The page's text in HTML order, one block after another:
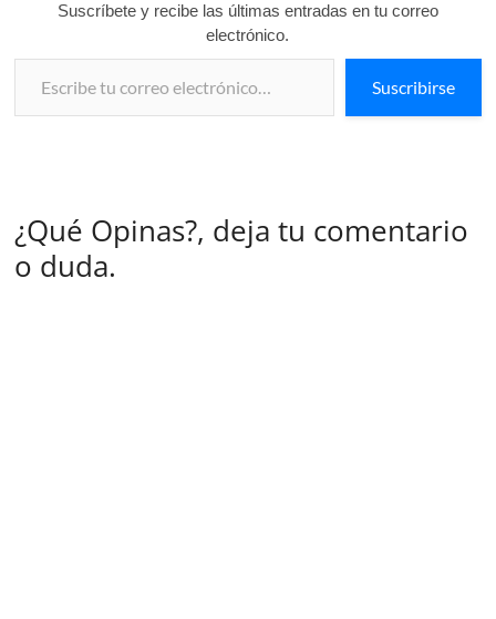
Suscríbete y recibe las últimas entradas en tu correo
electrónico.
Escribe tu correo electrónico…
Suscribirse
¿Qué Opinas?, deja tu comentario
o duda.